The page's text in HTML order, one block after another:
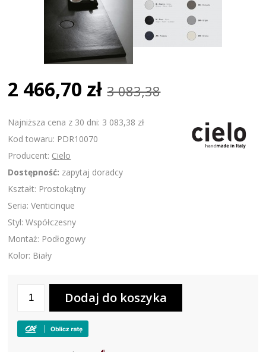
2 466,70 zł 3 083,38
Najniższa cena z 30 dni: 3 083,38 zł
Kod towaru: PDR10070
Producent: Cielo
Dostępność: zapytaj doradcy
Kształt: Prostokątny
Seria: Venticinque
Styl: Współczesny
Montaż: Podłogowy
Kolor: Biały